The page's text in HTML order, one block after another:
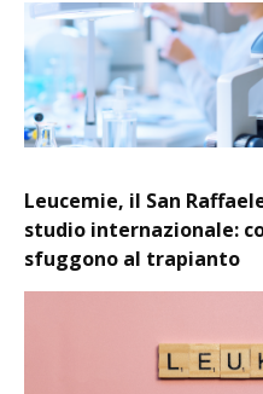
Leucemie, il San
studio internazionale:
sfuggono al trapianto